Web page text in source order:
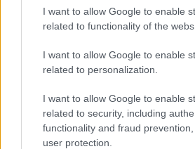
I want to allow Google to enable
related to functionality of the
I want to allow Google to enable
related to personalization.
I want to allow Google to enable
related to security, including
functionality and fraud
user protection.
Sportmagazine: notizie,
calcio, basket, tennis, ciclismo, motori,
MotoGP e Olimpiadi. Le ultime news
nazionali e internazionali, gli highlight
interviste ai protagonisti e i risultati in
le discipline che fanno emozionare gli
SEZIONI